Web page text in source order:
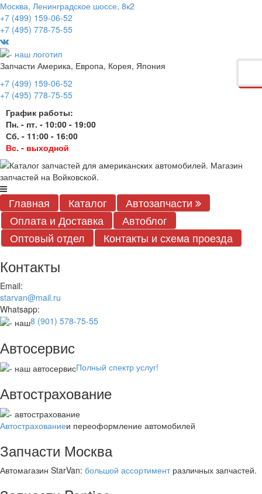
Москва, Ленинградское шоссе, 8к2
+7 (499) 159-06-52
+7 (495) 778-75-55
Запчасти Америка, Европа, Корея, Япония
+7 (499) 159-06-52
+7 (495) 778-75-55
График работы:
Пн. - пт. - 10:00 - 19:00
Сб. - 11:00 - 16:00
Вс. - выходной
Главная Каталог
Автозапчасти
Оплата и Доставка
Автоблог
Оптовый отдел
Контакты и схема проезда
Контакты
Email:
starvan@mail.ru
Whatsapp:
8 (901) 578-75-55
Автосервис
Полный спектр услуг!
Автострахование
Автострахованиеи переоформление автомобилей
Запчасти Москва
Автомагазин StarVan: большой ассортиментразличных запчастей.